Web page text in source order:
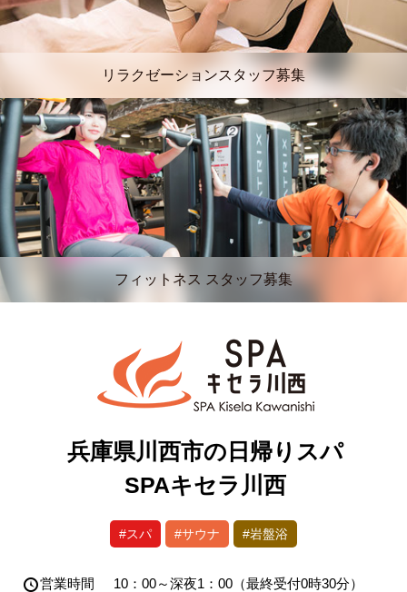
リラクゼーションスタッフ募集
フィットネス スタッフ募集
兵庫県川西市の日帰りスパ
SPAキセラ川西
#スパ #サウナ #岩盤浴
営業時間
10：00～深夜1：00（最終受付0時30分）